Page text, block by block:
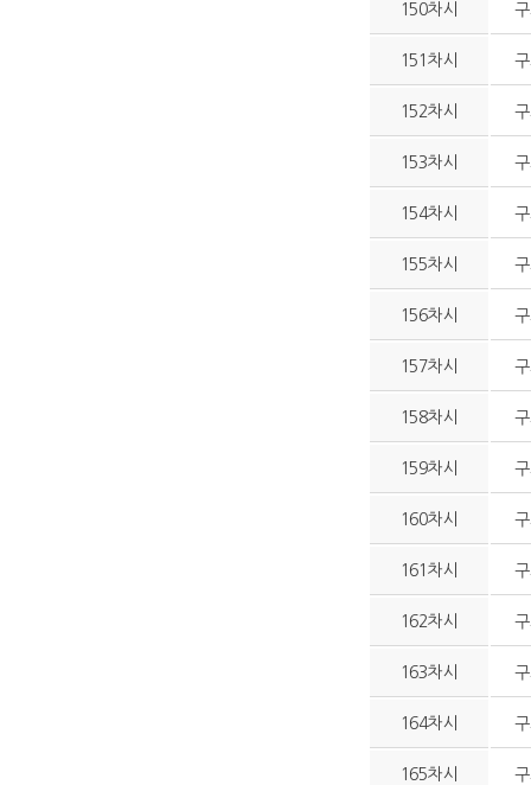
150차시
151차시
152차시
153차시
154차시
155차시
156차시
157차시
158차시
159차시
160차시
161차시
162차시
163차시
164차시
165차시